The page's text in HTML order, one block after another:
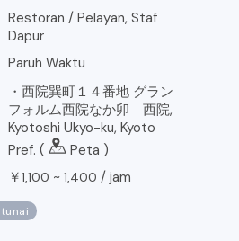
Restoran / Pelayan, Staf
Dapur
Paruh Waktu
・西院巽町１４番地 グラン
フォルム西院なか卯 西院,
Kyotoshi Ukyo-ku, Kyoto
Pref. (
Peta )
￥1,100 ~ 1,400 / jam